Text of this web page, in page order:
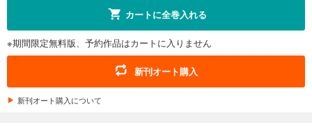
カートに全巻入れる
※期間限定無料版、予約作品はカートに入りません
新刊オート購入
新刊オート購入について